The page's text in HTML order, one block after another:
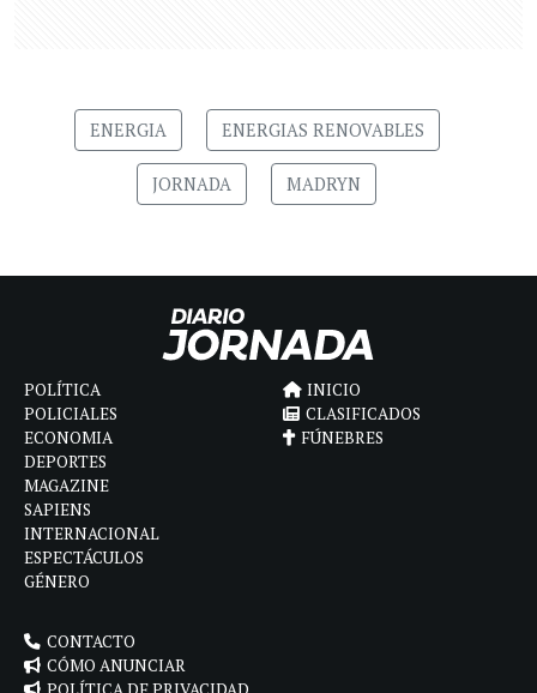
ENERGIA ENERGIAS RENOVABLES
JORNADA MADRYN
POLÍTICA
POLICIALES
ECONOMIA
DEPORTES
MAGAZINE
SAPIENS
INTERNACIONAL
ESPECTÁCULOS
GÉNERO
INICIO
CLASIFICADOS
FÚNEBRES
CONTACTO
CÓMO ANUNCIAR